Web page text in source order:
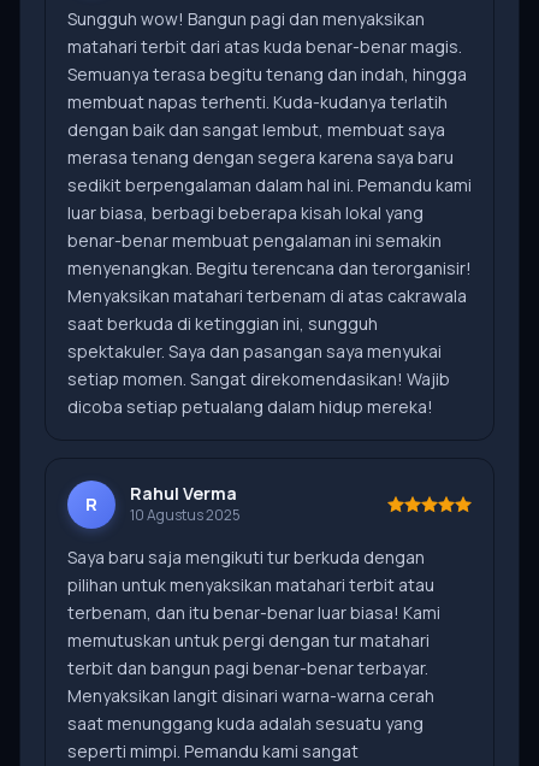
Sungguh wow! Bangun pagi dan menyaksikan
matahari terbit dari atas kuda benar-benar magis.
Semuanya terasa begitu tenang dan indah, hingga
membuat napas terhenti. Kuda-kudanya terlatih
dengan baik dan sangat lembut, membuat saya
merasa tenang dengan segera karena saya baru
sedikit berpengalaman dalam hal ini. Pemandu kami
luar biasa, berbagi beberapa kisah lokal yang
benar-benar membuat pengalaman ini semakin
menyenangkan. Begitu terencana dan terorganisir!
Menyaksikan matahari terbenam di atas cakrawala
saat berkuda di ketinggian ini, sungguh
spektakuler. Saya dan pasangan saya menyukai
setiap momen. Sangat direkomendasikan! Wajib
dicoba setiap petualang dalam hidup mereka!
R Rahul Verma
10 Agustus 2025
Saya baru saja mengikuti tur berkuda dengan
pilihan untuk menyaksikan matahari terbit atau
terbenam, dan itu benar-benar luar biasa! Kami
memutuskan untuk pergi dengan tur matahari
terbit dan bangun pagi benar-benar terbayar.
Menyaksikan langit disinari warna-warna cerah
saat menunggang kuda adalah sesuatu yang
seperti mimpi. Pemandu kami sangat